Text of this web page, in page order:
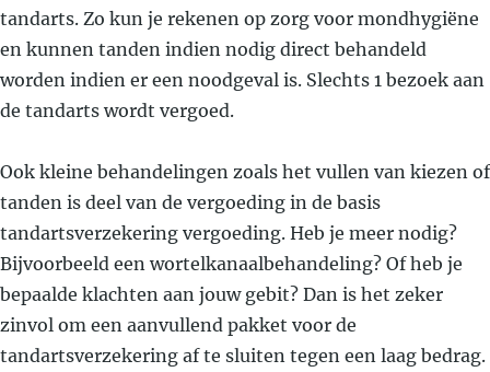
tandarts. Zo kun je rekenen op zorg voor mondhygiëne
en kunnen tanden indien nodig direct behandeld
worden indien er een noodgeval is. Slechts 1 bezoek aan
de tandarts wordt vergoed.
Ook kleine behandelingen zoals het vullen van kiezen of
tanden is deel van de vergoeding in de basis
tandartsverzekering vergoeding. Heb je meer nodig?
Bijvoorbeeld een wortelkanaalbehandeling? Of heb je
bepaalde klachten aan jouw gebit? Dan is het zeker
zinvol om een aanvullend pakket voor de
tandartsverzekering af te sluiten tegen een laag bedrag.